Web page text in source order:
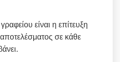
είναι η επίτευξη
σε κάθε